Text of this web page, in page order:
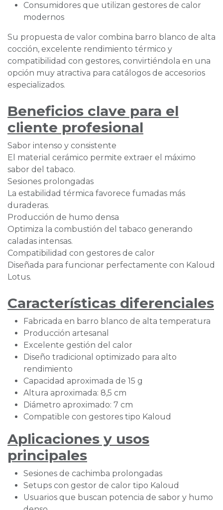
Consumidores que utilizan gestores de calor
modernos
Su propuesta de valor combina barro blanco de alta
cocción, excelente rendimiento térmico y
compatibilidad con gestores, convirtiéndola en una
opción muy atractiva para catálogos de accesorios
especializados.
Beneficios clave para el
cliente profesional
Sabor intenso y consistente
El material cerámico permite extraer el máximo
sabor del tabaco.
Sesiones prolongadas
La estabilidad térmica favorece fumadas más
duraderas.
Producción de humo densa
Optimiza la combustión del tabaco generando
caladas intensas.
Compatibilidad con gestores de calor
Diseñada para funcionar perfectamente con Kaloud
Lotus.
Características diferenciales
Fabricada en barro blanco de alta temperatura
Producción artesanal
Excelente gestión del calor
Diseño tradicional optimizado para alto
rendimiento
Capacidad aproximada de 15 g
Altura aproximada: 8,5 cm
Diámetro aproximado: 7 cm
Compatible con gestores tipo Kaloud
Aplicaciones y usos
principales
Sesiones de cachimba prolongadas
Setups con gestor de calor tipo Kaloud
Usuarios que buscan potencia de sabor y humo